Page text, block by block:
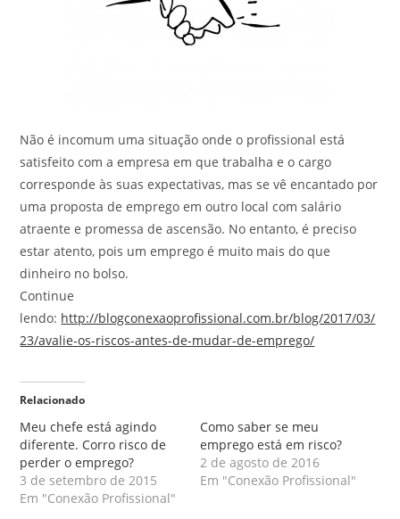
Não é incomum uma situação onde o profissional está
satisfeito com a empresa em que trabalha e o cargo
corresponde às suas expectativas, mas se vê encantado por
uma proposta de emprego em outro local com salário
atraente e promessa de ascensão. No entanto, é preciso
estar atento, pois um emprego é muito mais do que
dinheiro no bolso.
Continue
lendo: http://blogconexaoprofissional.com.br/blog/2017/03/
23/avalie-os-riscos-antes-de-mudar-de-emprego/
Relacionado
Meu chefe está agindo
diferente. Corro risco de
perder o emprego?
3 de setembro de 2015
Em "Conexão Profissional"
Como saber se meu
emprego está em risco?
2 de agosto de 2016
Em "Conexão Profissional"